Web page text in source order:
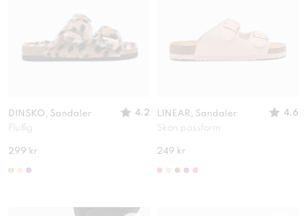
DINSKO, Sandaler
4.2
Fluffig
299 kr
LINEAR, Sandaler
4.6
Skön passform
249 kr